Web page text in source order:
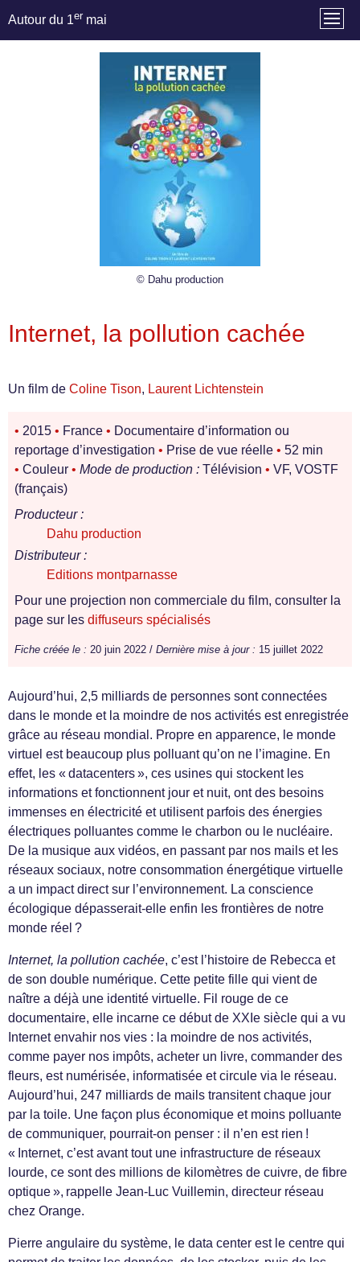
Autour du 1er mai
© Dahu production
Internet, la pollution cachée
Un film de Coline Tison, Laurent Lichtenstein
• 2015 • France • Documentaire d’information ou
reportage d’investigation • Prise de vue réelle • 52 min
• Couleur • Mode de production : Télévision • VF, VOSTF
(français)
Producteur :
Dahu production
Distributeur :
Editions montparnasse
Pour une projection non commerciale du film, consulter la
page sur les diffuseurs spécialisés
Fiche créée le : 20 juin 2022 / Dernière mise à jour : 15 juillet 2022
Aujourd’hui, 2,5 milliards de personnes sont connectées
dans le monde et la moindre de nos activités est enregistrée
grâce au réseau mondial. Propre en apparence, le monde
virtuel est beaucoup plus polluant qu’on ne l’imagine. En
effet, les « datacenters », ces usines qui stockent les
informations et fonctionnent jour et nuit, ont des besoins
immenses en électricité et utilisent parfois des énergies
électriques polluantes comme le charbon ou le nucléaire.
De la musique aux vidéos, en passant par nos mails et les
réseaux sociaux, notre consommation énergétique virtuelle
a un impact direct sur l’environnement. La conscience
écologique dépasserait-elle enfin les frontières de notre
monde réel ?
Internet, la pollution cachée, c’est l’histoire de Rebecca et
de son double numérique. Cette petite fille qui vient de
naître a déjà une identité virtuelle. Fil rouge de ce
documentaire, elle incarne ce début de XXIe siècle qui a vu
Internet envahir nos vies : la moindre de nos activités,
comme payer nos impôts, acheter un livre, commander des
fleurs, est numérisée, informatisée et circule via le réseau.
Aujourd’hui, 247 milliards de mails transitent chaque jour
par la toile. Une façon plus économique et moins polluante
de communiquer, pourrait-on penser : il n’en est rien !
« Internet, c’est avant tout une infrastructure de réseaux
lourde, ce sont des millions de kilomètres de cuivre, de fibre
optique », rappelle Jean-Luc Vuillemin, directeur réseau
chez Orange.
Pierre angulaire du système, le data center est le centre qui